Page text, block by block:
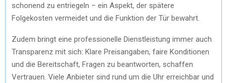
schonend zu entriegeln – ein Aspekt, der spätere
Folgekosten vermeidet und die Funktion der Tür bewahrt.
Zudem bringt eine professionelle Dienstleistung immer auch
Transparenz mit sich: Klare Preisangaben, faire Konditionen
und die Bereitschaft, Fragen zu beantworten, schaffen
Vertrauen. Viele Anbieter sind rund um die Uhr erreichbar und